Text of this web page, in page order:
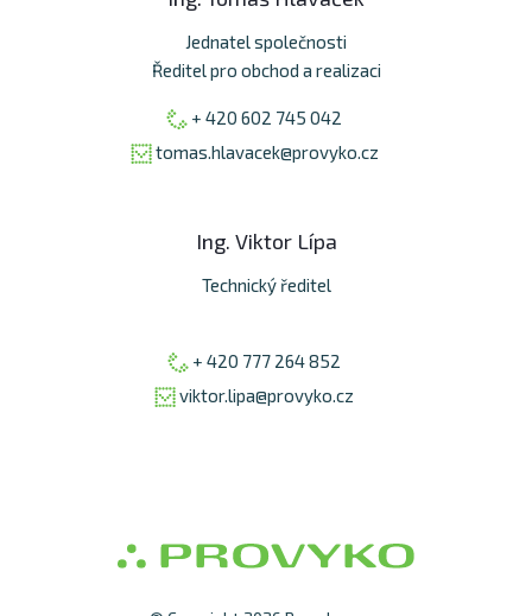
Jednatel společnosti
Ředitel pro obchod a realizaci
+ 420 602 745 042
tomas.hlavacek@provyko.cz
Ing. Viktor Lípa
Technický ředitel
+ 420 777 264 852
viktor.lipa@provyko.cz